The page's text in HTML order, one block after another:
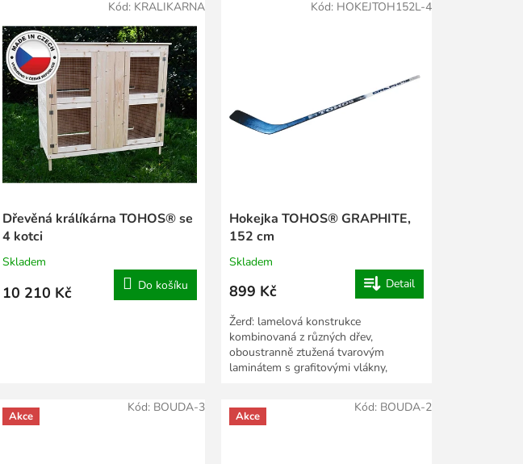
Dřevěná králíkárna TOHOS® se
4 kotci
Skladem
10 210 Kč Do košíku
Kód: KRALIKARNA
Hokejka TOHOS® GRAPHITE,
152 cm
Skladem
899 Kč Detail
Žerď: lamelová konstrukce
kombinovaná z různých dřev,
oboustranně ztužená tvarovým
laminátem s grafitovými vlákny,
Kód: HOKEJTOH152L-4
Akce
Kód: BOUDA-3
Akce
Kód: BOUDA-2